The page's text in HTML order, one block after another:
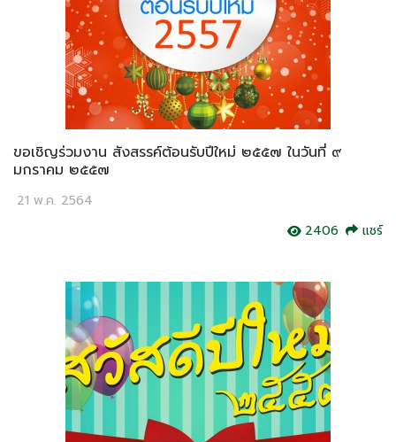
ขอเชิญร่วมงาน สังสรรค์ต้อนรับปีใหม่ ๒๕๕๗ ในวันที่ ๙
มกราคม ๒๕๕๗
21 พ.ค. 2564
2406
แชร์